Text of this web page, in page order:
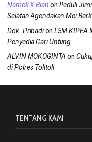
Namek X Bian on Peduli
Selatan Agendakan Mei
Dok. Pribadion LSM KIPFA
Penyedia Cari Untung
ALVIN MOKOGINTA on
di Polres Tolitoli
TENTANG KAMI